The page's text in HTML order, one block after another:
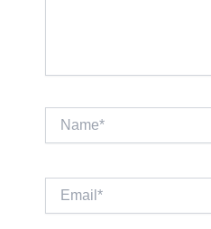
Email*